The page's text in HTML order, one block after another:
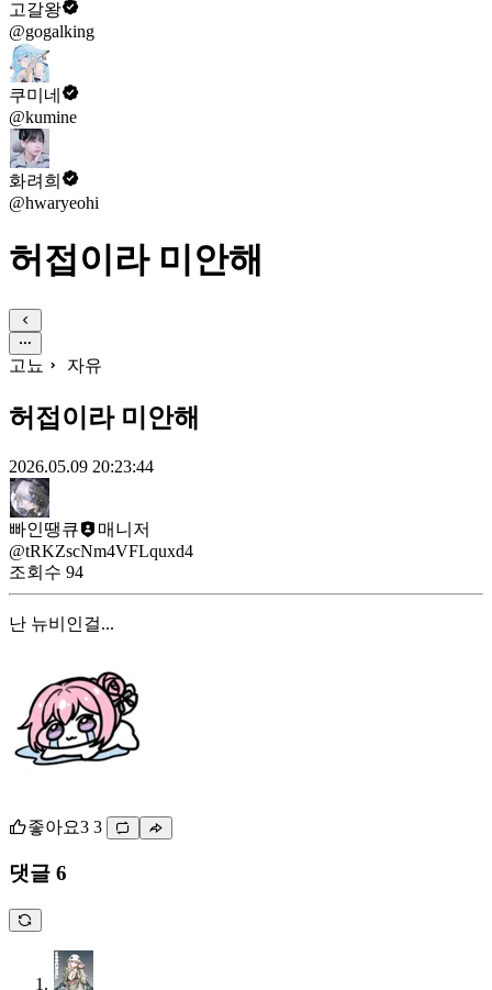
고갈왕
@gogalking
쿠미네
@kumine
화려희
@hwaryeohi
허접이라 미안해
고뇨 자유
허접이라 미안해
2026.05.09 20:23:44
빠인땡큐
매니저
@tRKZscNm4VFLquxd4
조회수 94
난 뉴비인걸...
좋아요3 3
댓글 6